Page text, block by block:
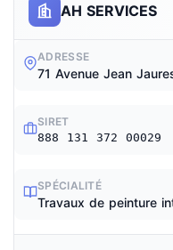
AH SERVICES
ADRESSE
71 Avenue Jean
SIRET
888 131 372 00029
SPÉCIALITÉ
Travaux de peinture